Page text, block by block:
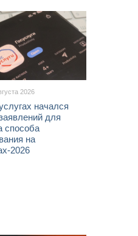
2026
начался
для
способа
на
2026